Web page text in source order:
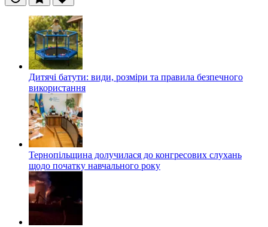
ОстанніПопулярні
Теги
Дитячі батути: види, розміри та правила безпечного
використання
Тернопільщина долучилася до конгресових слухань
щодо початку навчального року